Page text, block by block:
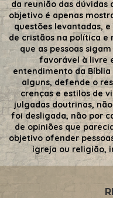
da reunião das dúvidas
objetivo é apenas
questões levantadas,
de cristãos na política e
que as pessoas
favorável à livre
entendimento da
alguns, defende o
crenças e estilos de
julgadas doutrinas,
foi desligada, não por
de opiniões que
objetivo ofender
igreja ou religião,